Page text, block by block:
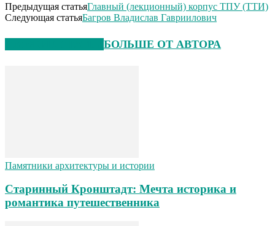
Предыдущая статьяГлавный (лекционный) корпус ТПУ (ТТИ)
Следующая статьяБагров Владислав Гавриилович
БОЛЬШЕ ОТ АВТОРА
Памятники архитектуры и истории
Старинный Кронштадт: Мечта историка и
романтика путешественника